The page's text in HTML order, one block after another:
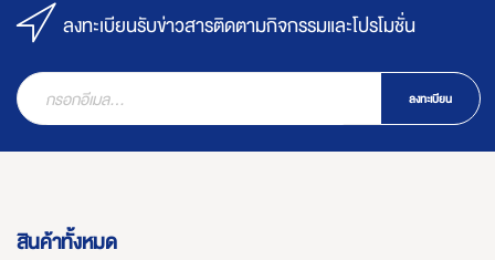
ลงทะเบียนรับข่าวสารติดตามกิจกรรมและโปรโมชั่น
ลงทะเบียน
สินค้าทั้งหมด